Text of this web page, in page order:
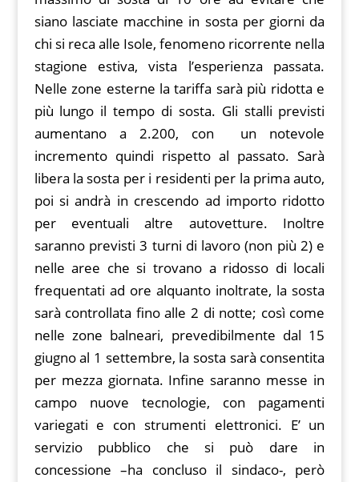
siano lasciate macchine in sosta per giorni da
chi si reca alle Isole, fenomeno ricorrente nella
stagione estiva, vista l’esperienza passata.
Nelle zone esterne la tariffa sarà più ridotta e
più lungo il tempo di sosta. Gli stalli previsti
aumentano a 2.200, con un notevole
incremento quindi rispetto al passato. Sarà
libera la sosta per i residenti per la prima auto,
poi si andrà in crescendo ad importo ridotto
per eventuali altre autovetture. Inoltre
saranno previsti 3 turni di lavoro (non più 2) e
nelle aree che si trovano a ridosso di locali
frequentati ad ore alquanto inoltrate, la sosta
sarà controllata fino alle 2 di notte; così come
nelle zone balneari, prevedibilmente dal 15
giugno al 1 settembre, la sosta sarà consentita
per mezza giornata. Infine saranno messe in
campo nuove tecnologie, con pagamenti
variegati e con strumenti elettronici. E’ un
servizio pubblico che si può dare in
concessione –ha concluso il sindaco-, però